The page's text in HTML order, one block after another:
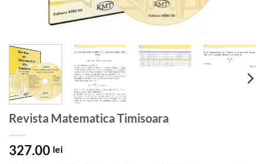
Revista Matematica Timisoara
327.00 lei